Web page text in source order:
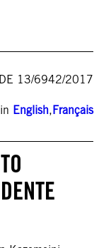
13/6942/2017
English,Français